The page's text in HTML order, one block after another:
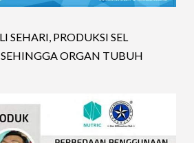
SEHARI, PRODUKSI SEL
ORGAN TUBUH